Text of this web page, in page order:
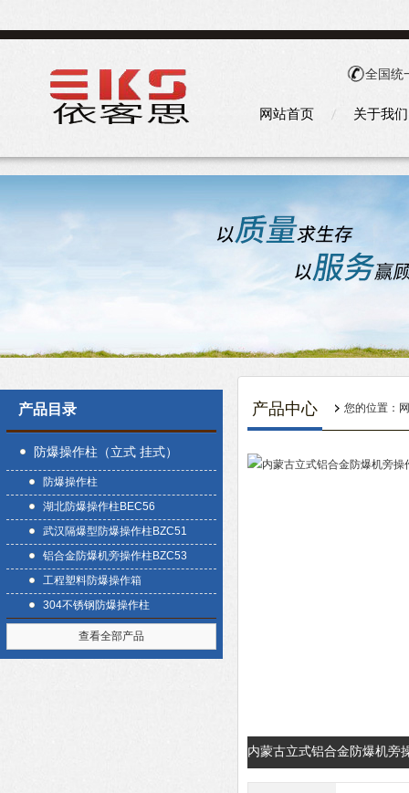
全国统
网站首页 关于我们
产品目录
防爆操作柱（立式 挂式）
防爆操作柱
湖北防爆操作柱BEC56
武汉隔爆型防爆操作柱BZC51
铝合金防爆机旁操作柱BZC53
工程塑料防爆操作箱
304不锈钢防爆操作柱
查看全部产品
产品中心 您的位置：
内蒙古立式铝合金防爆机旁